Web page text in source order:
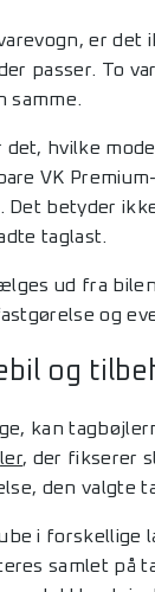
er
passer. To
samme.
det, hvilke
VK
Det betyder
taglast.
ud fra
og
og
kan
, der fikserer
den valgte
i
samlet på